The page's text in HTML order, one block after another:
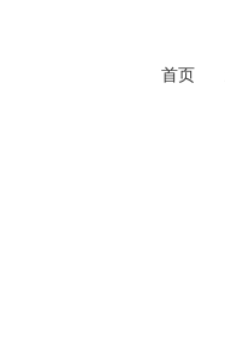
首页